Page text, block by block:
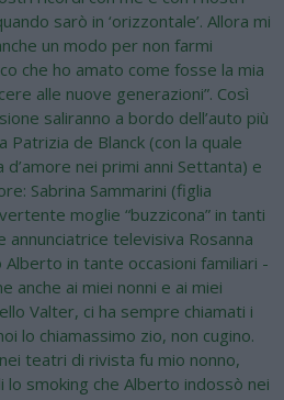
sarò in ‘orizzontale’. Allora mi
un modo per non farmi
che ho amato come fosse la mia
alle nuove generazioni”. Così
saliranno a bordo dell’auto più
Patrizia de Blanck (con la quale
nei primi anni Settanta) e
Sabrina Sammarini (figlia
moglie “buzzicona” in tanti
televisiva Rosanna
in tante occasioni familiari -
anche ai miei nonni e ai miei
Valter, ci ha sempre chiamati i
lo chiamassimo zio, non cugino.
teatri di rivista fu mio nonno,
lo smoking che Alberto indossò nei